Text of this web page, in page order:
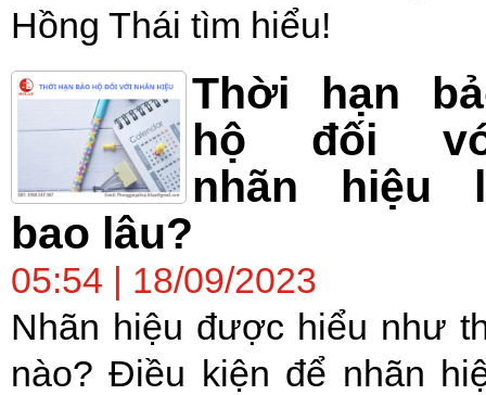
Hồng Thái tìm hiểu!
Thời hạn
hộ đối
nhãn hiệu
bao lâu?
05:54 | 18/09/2023
Nhãn hiệu được hiểu như
nào? Điều kiện để nhãn